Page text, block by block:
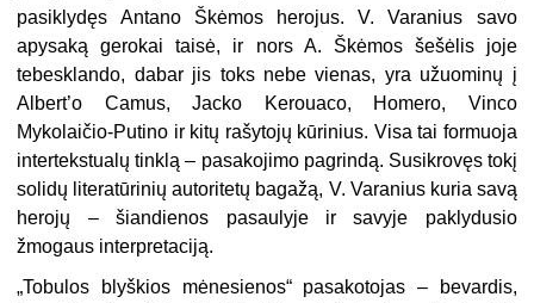
pasiklydęs Antano Škėmos herojus. V. Varanius savo
apysaką gerokai taisė, ir nors A. Škėmos šešėlis joje
tebesklando, dabar jis toks nebe vienas, yra užuominų į
Albert’o Camus, Jacko Kerouaco, Homero, Vinco
Mykolaičio-Putino ir kitų rašytojų kūrinius. Visa tai formuoja
intertekstualų tinklą – pasakojimo pagrindą. Susikrovęs tokį
solidų literatūrinių autoritetų bagažą, V. Varanius kuria savą
herojų – šiandienos pasaulyje ir savyje paklydusio
žmogaus interpretaciją.
„Tobulos blyškios mėnesienos“ pasakotojas – bevardis,